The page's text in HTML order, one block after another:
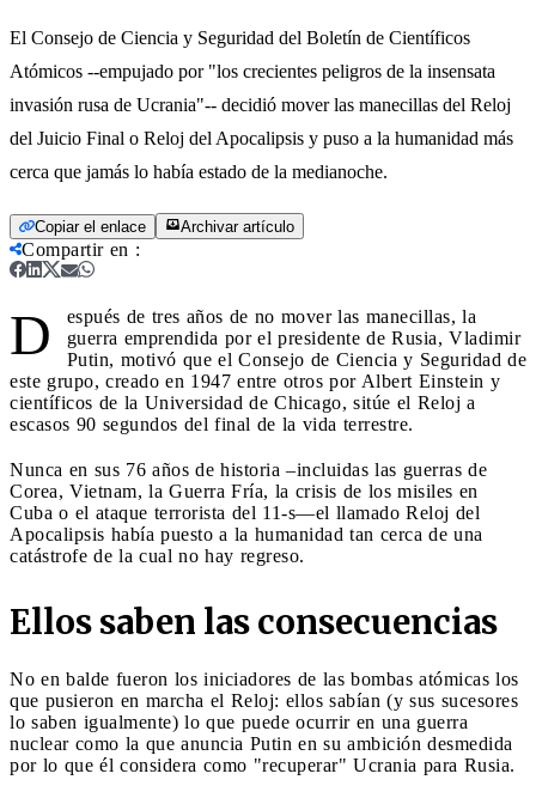
El Consejo de Ciencia y Seguridad del Boletín de Científicos
Atómicos --empujado por "los crecientes peligros de la insensata
invasión rusa de Ucrania"-- decidió mover las manecillas del Reloj
del Juicio Final o Reloj del Apocalipsis y puso a la humanidad más
cerca que jamás lo había estado de la medianoche.
Copiar el enlace Archivar artículo
Compartir en :
D
espués de tres años de no mover las manecillas, la
guerra emprendida por el presidente de Rusia, Vladimir
Putin, motivó que el Consejo de Ciencia y Seguridad de
este grupo, creado en 1947 entre otros por Albert Einstein y
científicos de la Universidad de Chicago, sitúe el Reloj a
escasos 90 segundos del final de la vida terrestre.
Nunca en sus 76 años de historia –incluidas las guerras de
Corea, Vietnam, la Guerra Fría, la crisis de los misiles en
Cuba o el ataque terrorista del 11-s—el llamado Reloj del
Apocalipsis había puesto a la humanidad tan cerca de una
catástrofe de la cual no hay regreso.
Ellos saben las consecuencias
No en balde fueron los iniciadores de las bombas atómicas los
que pusieron en marcha el Reloj: ellos sabían (y sus sucesores
lo saben igualmente) lo que puede ocurrir en una guerra
nuclear como la que anuncia Putin en su ambición desmedida
por lo que él considera como "recuperar" Ucrania para Rusia.